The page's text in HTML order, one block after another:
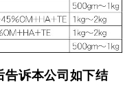
告诉本公司如下结